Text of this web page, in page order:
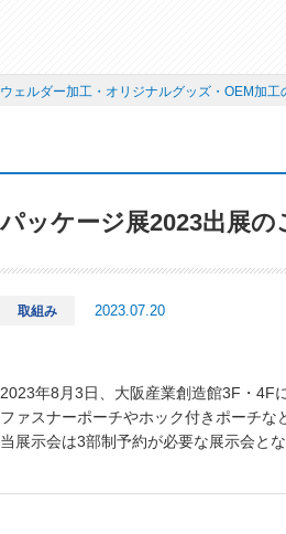
ウェルダー加工・オリジナルグッズ・OEM加工
パッケージ展2023出展の
取組み 2023.07.20
2023年8月3日、大阪産業創造館3F・4F
ファスナーポーチやホック付きポーチ
当展示会は3部制予約が必要な展示会と